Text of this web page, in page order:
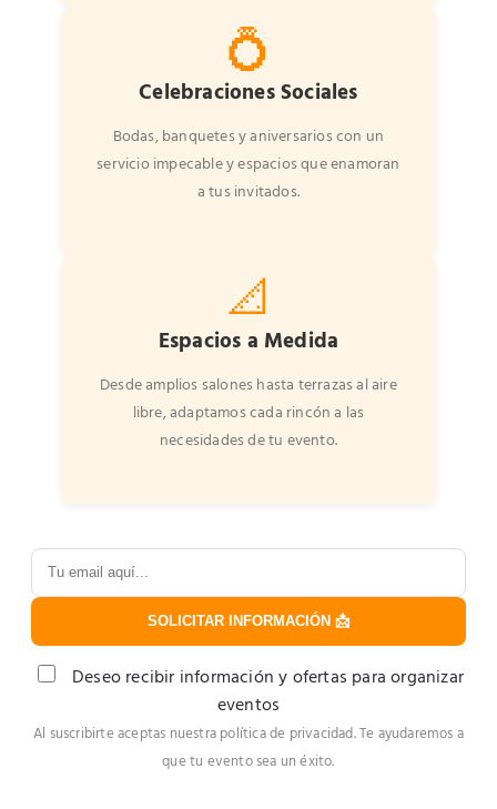
💍
Celebraciones Sociales
Bodas, banquetes y aniversarios con un
servicio impecable y espacios que enamoran
a tus invitados.
📐
Espacios a Medida
Desde amplios salones hasta terrazas al aire
libre, adaptamos cada rincón a las
necesidades de tu evento.
SOLICITAR INFORMACIÓN 📩
Deseo recibir información y ofertas para organizar
eventos
Al suscribirte aceptas nuestra política de privacidad. Te ayudaremos a
que tu evento sea un éxito.